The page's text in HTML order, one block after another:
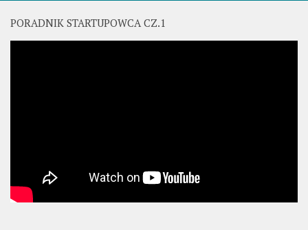
PORADNIK STARTUPOWCA CZ.1